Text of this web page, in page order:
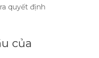
quyết định
của